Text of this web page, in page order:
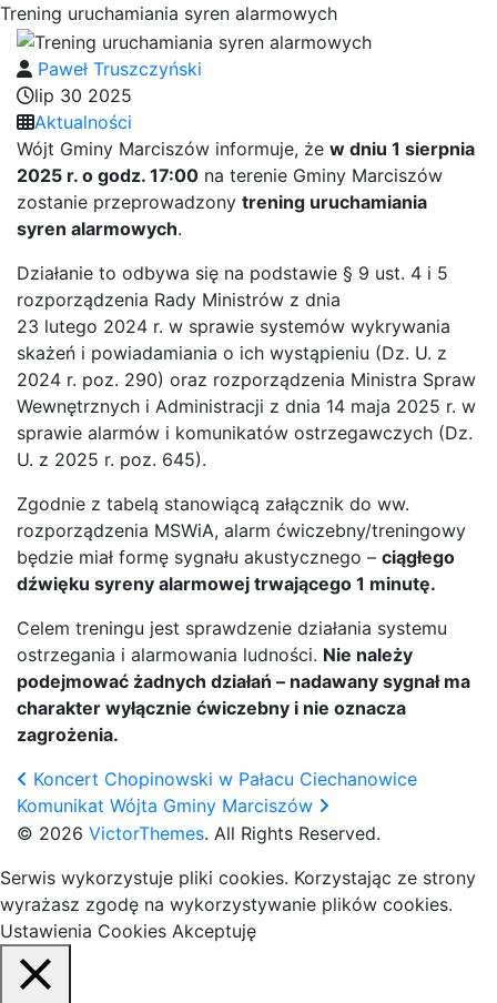
Trening uruchamiania syren alarmowych
Paweł Truszczyński
lip 30 2025
Aktualności
Wójt Gminy Marciszów informuje, że w dniu 1 sierpnia
2025 r. o godz. 17:00 na terenie Gminy Marciszów
zostanie przeprowadzony trening uruchamiania
syren alarmowych.
Działanie to odbywa się na podstawie § 9 ust. 4 i 5
rozporządzenia Rady Ministrów z dnia
23 lutego 2024 r. w sprawie systemów wykrywania
skażeń i powiadamiania o ich wystąpieniu (Dz. U. z
2024 r. poz. 290) oraz rozporządzenia Ministra Spraw
Wewnętrznych i Administracji z dnia 14 maja 2025 r. w
sprawie alarmów i komunikatów ostrzegawczych (Dz.
U. z 2025 r. poz. 645).
Zgodnie z tabelą stanowiącą załącznik do ww.
rozporządzenia MSWiA, alarm ćwiczebny/treningowy
będzie miał formę sygnału akustycznego – ciągłego
dźwięku syreny alarmowej trwającego 1 minutę.
Celem treningu jest sprawdzenie działania systemu
ostrzegania i alarmowania ludności. Nie należy
podejmować żadnych działań – nadawany sygnał ma
charakter wyłącznie ćwiczebny i nie oznacza
zagrożenia.
Koncert Chopinowski w Pałacu Ciechanowice
Komunikat Wójta Gminy Marciszów
© 2026 VictorThemes. All Rights Reserved.
Serwis wykorzystuje pliki cookies. Korzystając ze strony
wyrażasz zgodę na wykorzystywanie plików cookies.
Ustawienia Cookies Akceptuję